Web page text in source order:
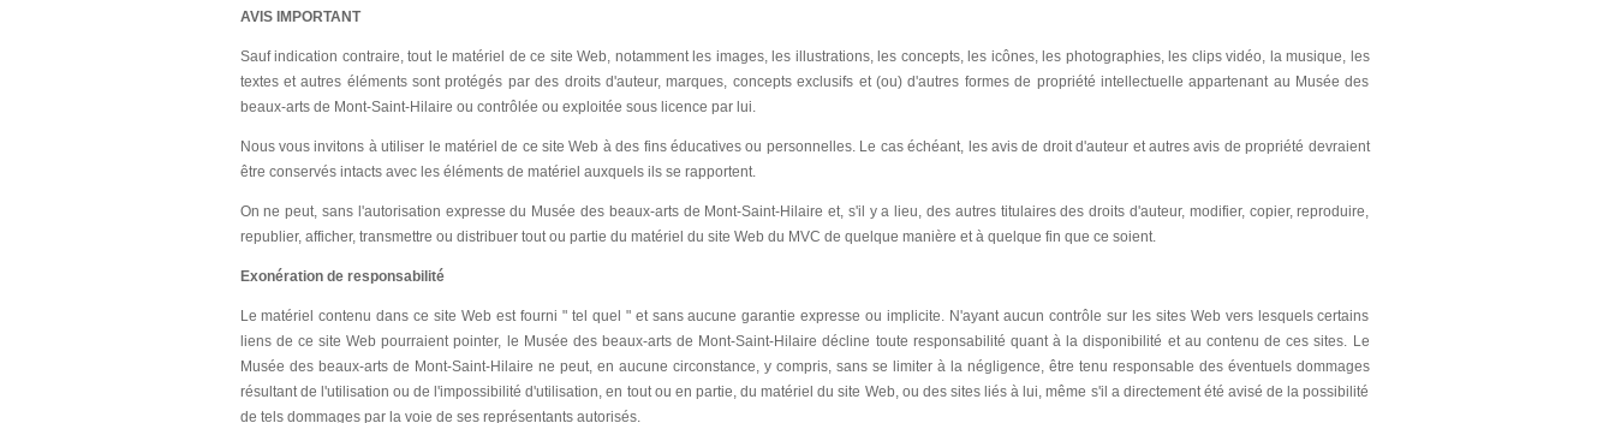
AVIS IMPORTANT
Sauf indication contraire, tout le matériel de ce site Web, notamment les images, les illustrations, les concepts, les icônes, les photographies, les clips vidéo, la musique, les
textes et autres éléments sont protégés par des droits d'auteur, marques, concepts exclusifs et (ou) d'autres formes de propriété intellectuelle appartenant au Musée des
beaux-arts de Mont-Saint-Hilaire ou contrôlée ou exploitée sous licence par lui.
Nous vous invitons à utiliser le matériel de ce site Web à des fins éducatives ou personnelles. Le cas échéant, les avis de droit d'auteur et autres avis de propriété devraient
être conservés intacts avec les éléments de matériel auxquels ils se rapportent.
On ne peut, sans l'autorisation expresse du Musée des beaux-arts de Mont-Saint-Hilaire et, s'il y a lieu, des autres titulaires des droits d'auteur, modifier, copier, reproduire,
republier, afficher, transmettre ou distribuer tout ou partie du matériel du site Web du MVC de quelque manière et à quelque fin que ce soient.
Exonération de responsabilité
Le matériel contenu dans ce site Web est fourni " tel quel " et sans aucune garantie expresse ou implicite. N'ayant aucun contrôle sur les sites Web vers lesquels certains
liens de ce site Web pourraient pointer, le Musée des beaux-arts de Mont-Saint-Hilaire décline toute responsabilité quant à la disponibilité et au contenu de ces sites. Le
Musée des beaux-arts de Mont-Saint-Hilaire ne peut, en aucune circonstance, y compris, sans se limiter à la négligence, être tenu responsable des éventuels dommages
résultant de l'utilisation ou de l'impossibilité d'utilisation, en tout ou en partie, du matériel du site Web, ou des sites liés à lui, même s'il a directement été avisé de la possibilité
de tels dommages par la voie de ses représentants autorisés.